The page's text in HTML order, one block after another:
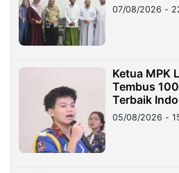
07/08/2026 -
Ketua MPK
Tembus
Terbaik
05/08/2026 -